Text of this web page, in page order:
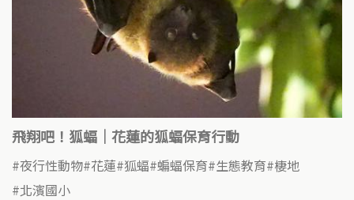
飛翔吧！狐蝠｜花蓮的狐蝠保育行動
夜行性動物 花蓮 狐蝠 蝙蝠保育 生態教育 棲地
北濱國小